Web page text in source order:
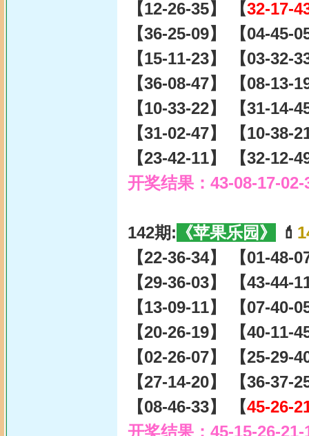
【12-26-35】 【32-17-
【36-25-09】 【04-45-
【15-11-23】 【03-32-
【36-08-47】 【08-13-
【10-33-22】 【31-14-
【31-02-47】 【10-38-
【23-42-11】 【32-12-
开奖结果：43-08-17-
142期: 《苹果乐园》 💄
【22-36-34】 【01-48-
【29-36-03】 【43-44-
【13-09-11】 【07-40-
【20-26-19】 【40-11-
【02-26-07】 【25-29-
【27-14-20】 【36-37-
【08-46-33】 【45-26-
开奖结果：45-15-26-